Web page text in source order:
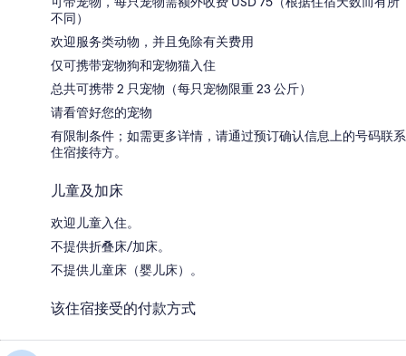
不同）
欢迎服务类动物，并且免除有关费用
仅可携带宠物狗和宠物猫入住
总共可携带 2 只宠物（每只宠物限重 23 公斤）
请看管好您的宠物
有限制条件；如需更多详情，请通过预订确认信息上的号码联系
住宿接待方。
儿童及加床
欢迎儿童入住。
不提供折叠床/加床。
不提供儿童床（婴儿床）。
该住宿接受的付款方式